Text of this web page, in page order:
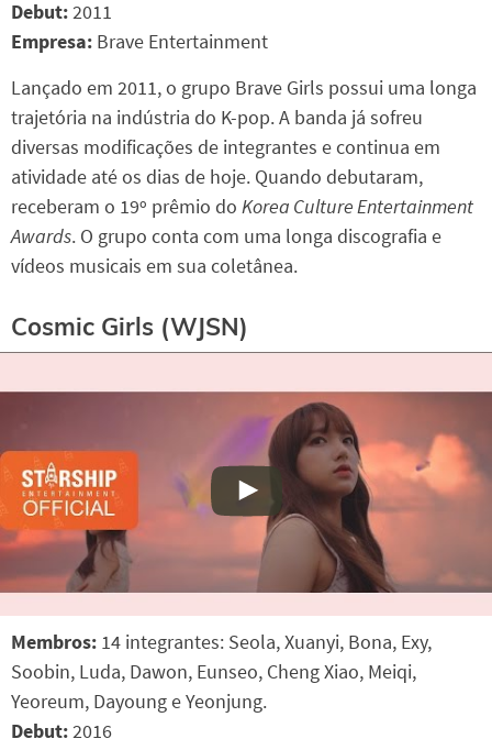
Debut:2011
Empresa: Brave Entertainment
Lançado em 2011, o grupo Brave Girls possui uma longa
trajetória na indústria do K-pop. A banda já sofreu
diversas modificações de integrantes e continua em
atividade até os dias de hoje. Quando debutaram,
receberam o 19º prêmio do Korea Culture Entertainment
Awards. O grupo conta com uma longa discografia e
vídeos musicais em sua coletânea.
Cosmic Girls (WJSN)
Membros: 14 integrantes: Seola, Xuanyi, Bona, Exy,
Soobin, Luda, Dawon, Eunseo, Cheng Xiao, Meiqi,
Yeoreum, Dayoung e Yeonjung.
Debut:2016